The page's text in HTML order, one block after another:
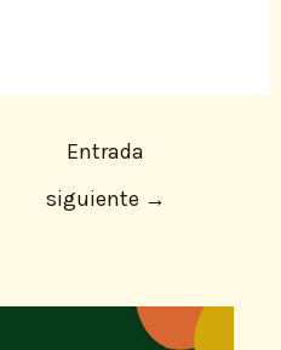
Entrada
siguiente →